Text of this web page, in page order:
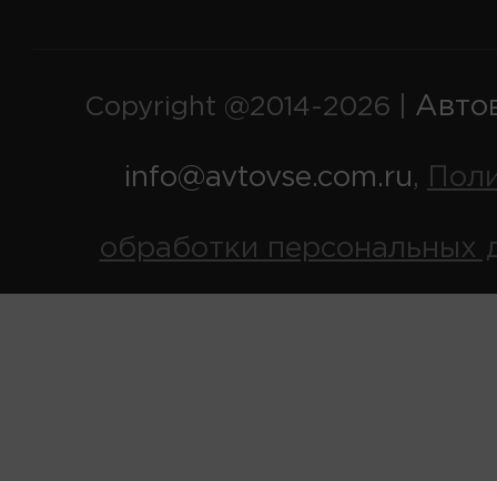
Copyright @2014-2026 |
info@avtovse.com.ru,
обработки персональных